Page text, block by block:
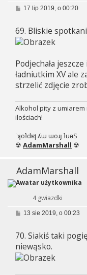
P
t
17 lip 2019, o 00:20
69. Bliskie
Podjechała
ładniutkim XV ale
strzelić zdjęcie
Alkohol pity z
ilościach!
˙ʞoʇdɐן ʎɯ ɯoɹɟ ʇuǝS
☢ AdamMarshall ☢
AdamMarshall
4 gwiazdki
P
t
13 sie 2019, o 00:23
70. Siakiś taki
niewąsko.